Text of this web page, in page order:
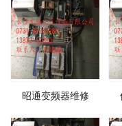
昭通变频器维修